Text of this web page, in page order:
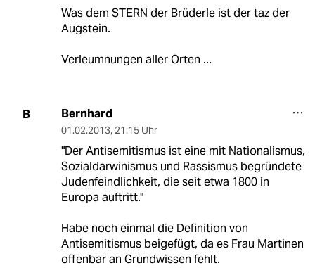
Was dem STERN der Brüderle ist der taz der
Augstein.
Verleumnungen aller Orten ...
B Bernhard
01.02.2013, 21:15 Uhr
"Der Antisemitismus ist eine mit Nationalismus,
Sozialdarwinismus und Rassismus begründete
Judenfeindlichkeit, die seit etwa 1800 in
Europa auftritt."
Habe noch einmal die Definition von
Antisemitismus beigefügt, da es Frau Martinen
offenbar an Grundwissen fehlt.